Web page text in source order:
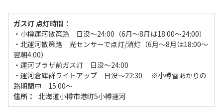
ガス灯 点灯時間：
・小樽運河散策路 日没～24:00（6月～8月は18:00～24:00）
・北運河散策路 光センサーで点灯/消灯（6月～8月は18:00～
翌朝4:00）
・運河プラザ前ガス灯 日没～24:00
・運河倉庫群ライトアップ 日没～22:30 ※小樽雪あかりの
路期間中 15:00～
住所：
北海道小樽市港町5小樽運河